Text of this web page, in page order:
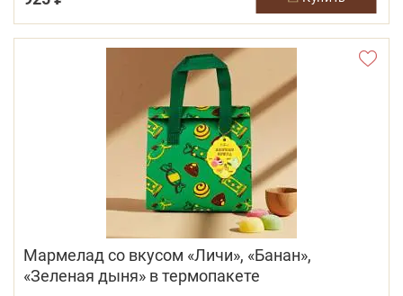
Мармелад со вкусом «Личи», «Банан»,
«Зеленая дыня» в термопакете